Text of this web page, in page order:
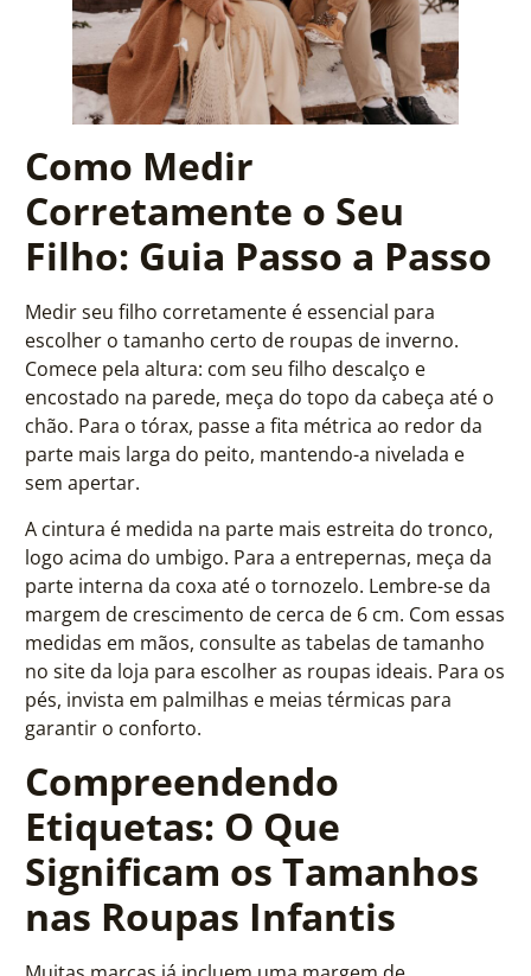
Como Medir
Corretamente o Seu
Filho: Guia Passo a Passo
Medir seu filho corretamente é essencial para
escolher o tamanho certo de roupas de inverno.
Comece pela altura: com seu filho descalço e
encostado na parede, meça do topo da cabeça até o
chão. Para o tórax, passe a fita métrica ao redor da
parte mais larga do peito, mantendo-a nivelada e
sem apertar.
A cintura é medida na parte mais estreita do tronco,
logo acima do umbigo. Para a entrepernas, meça da
parte interna da coxa até o tornozelo. Lembre-se da
margem de crescimento de cerca de 6 cm. Com essas
medidas em mãos, consulte as tabelas de tamanho
no site da loja para escolher as roupas ideais. Para os
pés, invista em palmilhas e meias térmicas para
garantir o conforto.
Compreendendo
Etiquetas: O Que
Significam os Tamanhos
nas Roupas Infantis